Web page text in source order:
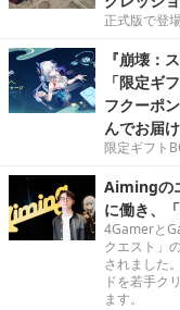
正式版で登
『崩壊：
「限定ギ
フクーポ
んでお届け
限定ギフト
Aimingの
に働き、
4Gamerと
クエスト」
されました
ドを若手ク
ます。